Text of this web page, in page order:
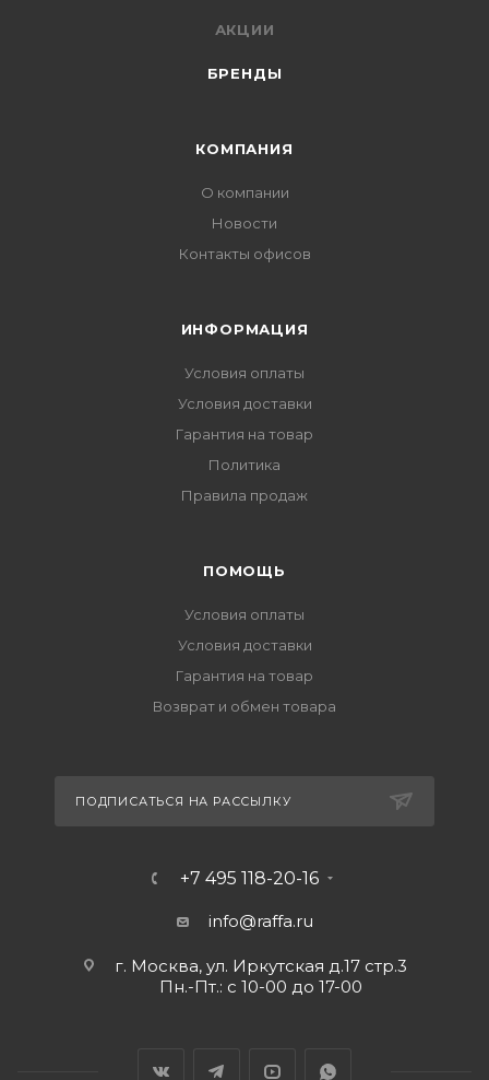
АКЦИИ
БРЕНДЫ
КОМПАНИЯ
О компании
Новости
Контакты офисов
ИНФОРМАЦИЯ
Условия оплаты
Условия доставки
Гарантия на товар
Политика
Правила продаж
ПОМОЩЬ
Условия оплаты
Условия доставки
Гарантия на товар
Возврат и обмен товара
ПОДПИСАТЬСЯ НА РАССЫЛКУ
+7 495 118-20-16
info@raffa.ru
г. Москва, ул. Иркутская д.17 стр.3
Пн.-Пт.: с 10-00 до 17-00